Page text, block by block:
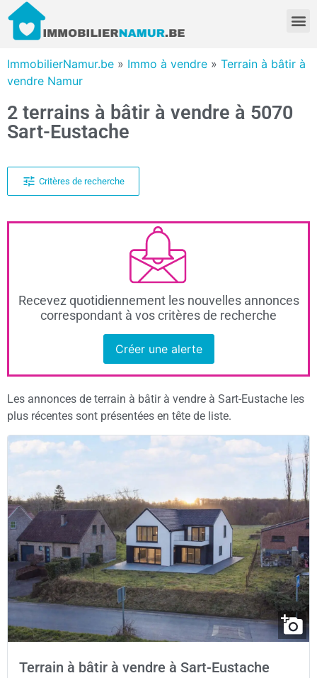
ImmobilierNamur.be » Immo à vendre » Terrain à bâtir à
vendre Namur
2 terrains à bâtir à vendre à 5070
Sart-Eustache
Critères de recherche
Recevez quotidiennement les nouvelles annonces
correspondant à vos critères de recherche
Créer une alerte
Les annonces de terrain à bâtir à vendre à Sart-Eustache les
plus récentes sont présentées en tête de liste.
Terrain à bâtir à vendre à Sart-Eustache